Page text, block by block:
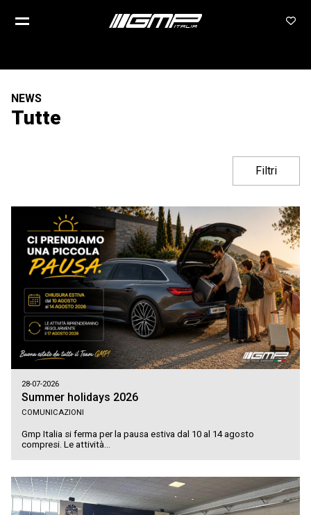
NEWS
Tutte
Filtri
28-07-2026
Summer holidays 2026
COMUNICAZIONI
Gmp Italia si ferma per la pausa estiva dal 10 al 14 agosto
compresi. Le attività...